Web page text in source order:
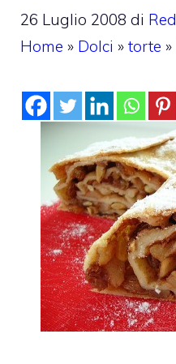
26 Luglio 2008 di
Home » Dolci » torte »